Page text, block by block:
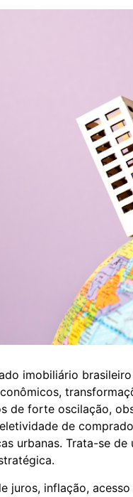
imobiliário
de forte oscilação,
de
urbanas. Trata-se
juros, inflação,